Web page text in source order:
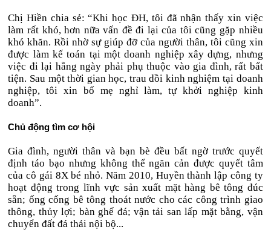
Chị Hiền chia sẻ: “Khi học ĐH, tôi đã nhận thấy xin việc
làm rất khó, hơn nữa vấn đề đi lại của tôi cũng gặp nhiều
khó khăn. Rồi nhờ sự giúp đỡ của người thân, tôi cũng xin
được làm kế toán tại một doanh nghiệp xây dựng, nhưng
việc đi lại hằng ngày phải phụ thuộc vào gia đình, rất bất
tiện. Sau một thời gian học, trau dồi kinh nghiệm tại doanh
nghiệp, tôi xin bố mẹ nghỉ làm, tự khởi nghiệp kinh
doanh”.
Chủ động tìm cơ hội
Gia đình, người thân và bạn bè đều bất ngờ trước quyết
định táo bạo nhưng không thể ngăn cản được quyết tâm
của cô gái 8X bé nhỏ. Năm 2010, Huyền thành lập công ty
hoạt động trong lĩnh vực sản xuất mặt hàng bê tông đúc
sẵn; ống cống bê tông thoát nước cho các công trình giao
thông, thủy lợi; bàn ghế đá; vận tải san lấp mặt bằng, vận
chuyển đất đá thải nội bộ...